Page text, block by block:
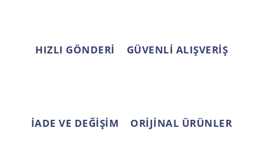
HIZLI GÖNDERİ GÜVENLİ ALIŞVERİŞ
İADE VE DEĞİŞİM ORİJİNAL ÜRÜNLER